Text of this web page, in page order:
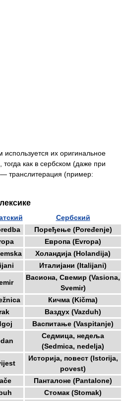
используется их оригинальное
тогда как в сербском (даже при
транслитерация (пример:
Сербский
Поређење (Poređenje)
Европа (Evropa)
Холандија (Holandija)
Италијани (Italijani)
Васиона, Свемир (Vasiona,
Svemir)
Кичма (Kičma)
Ваздух (Vazduh)
Васпитање (Vaspitanje)
Седмица, недеља
(Sedmica, nedelja)
Историја, повест (Istorija,
povest)
Панталоне (Pantalone)
Стомак (Stomak)